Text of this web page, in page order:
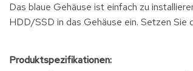
Das blaue Gehäuse ist einfach zu
HDD/SSD in das Gehäuse ein. Setzen
Produktspezifikationen: